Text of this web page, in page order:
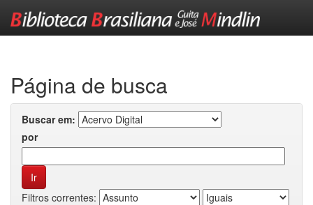
Página de busca
Buscar em:
por
Filtros correntes: